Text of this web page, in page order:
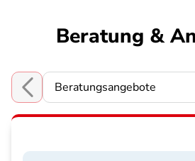
Beratung &
Choose a section